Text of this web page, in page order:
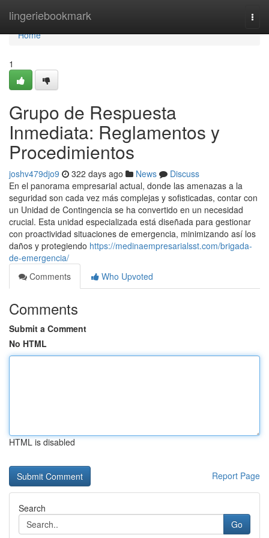
lingeriebookmark
Home
Home
1
Grupo de Respuesta
Inmediata: Reglamentos y
Procedimientos
joshv479djo9 322 days ago News
Discuss
En el panorama empresarial actual, donde las amenazas a la
seguridad son cada vez más complejas y sofisticadas, contar con
un Unidad de Contingencia se ha convertido en un necesidad
crucial. Esta unidad especializada está diseñada para gestionar
con proactividad situaciones de emergencia, minimizando así los
daños y protegiendo https://medinaempresarialsst.com/brigada-
de-emergencia/
Comments
Who Upvoted
Comments
Submit a Comment
No HTML
HTML is disabled
Report Page
Search
Go